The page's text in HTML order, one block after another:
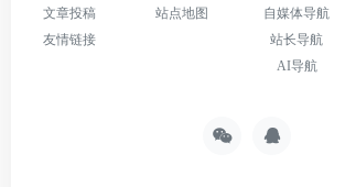
文章投稿
友情链接
站点地图
自媒体导航
站长导航
AI导航